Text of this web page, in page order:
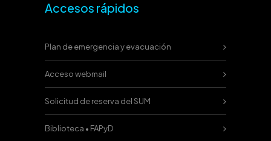
Accesos rápidos
Plan de emergencia y evacuación
Acceso webmail
Solicitud de reserva del SUM
Biblioteca • FAPyD